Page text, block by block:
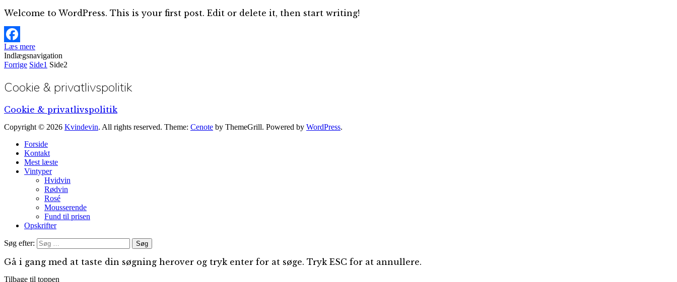
Welcome to WordPress. This is your first post. Edit or delete it, then start writing!
Facebook
Læs mere
Indlægsnavigation
Forrige Side1 Side2
Cookie & privatlivspolitik
Cookie & privatlivspolitik
Copyright © 2026 Kvindevin. All rights reserved. Theme: Cenote by ThemeGrill. Powered by WordPress.
Forside
Kontakt
Mest læste
Vintyper
Hvidvin
Rødvin
Rosé
Mousserende
Fund til prisen
Opskrifter
Søg efter:
Gå i gang med at taste din søgning herover og tryk enter for at søge. Tryk ESC for at annullere.
Tilbage til toppen